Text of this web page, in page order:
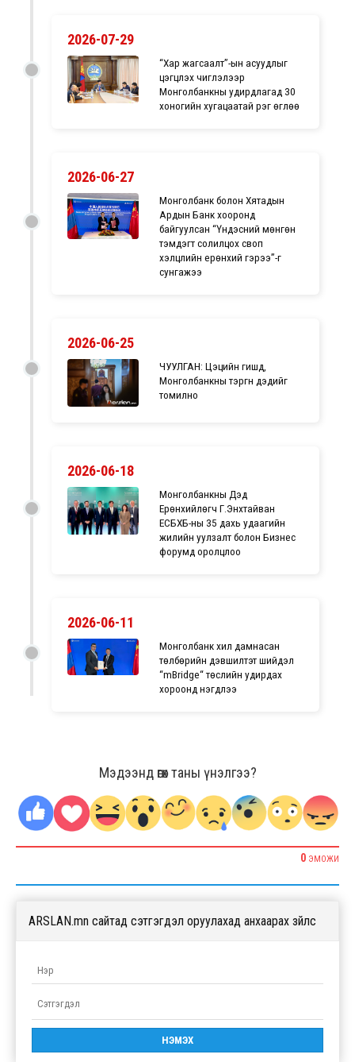
2026-07-29
“Хар жагсаалт”-ын асуудлыг
цэгцлэх чиглэлээр
Монголбанкны удирдлагад 30
хоногийн хугацаатай үүрэг өглөө
2026-06-27
Монголбанк болон Хятадын
Ардын Банк хооронд
байгуулсан “Үндэсний мөнгөн
тэмдэгт солилцох своп
хэлцлийн ерөнхий гэрээ”-г
сунгажээ
2026-06-25
ЧУУЛГАН: Цэцийн гишүүд,
Монголбанкны тэргүүн дэдийг
томилно
2026-06-18
Монголбанкны Дэд
Ерөнхийлөгч Г.Энхтайван
ЕСБХБ-ны 35 дахь удаагийн
жилийн уулзалт болон Бизнес
форумд оролцлоо
2026-06-11
Монголбанк хил дамнасан
төлбөрийн дэвшилтэт шийдэл
“mBridge“ төслийн удирдах
хороонд нэгдлээ
Мэдээнд өгөх таны үнэлгээ?
0 ЭМОЖИ
ARSLAN.mn сайтад сэтгэгдэл оруулахад анхаарах зүйлс